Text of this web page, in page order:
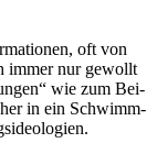
oft von
immer nur gewollt
wie zum Bei­
in ein Schwimm­